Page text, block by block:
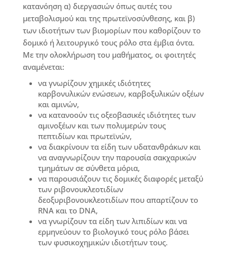
κατανόηση α) διεργασιών όπως αυτές του
μεταβολισμού και της πρωτεϊνοσύνθεσης, και β)
των ιδιοτήτων των βιομορίων που καθορίζουν το
δομικό ή λειτουργικό τους ρόλο στα έμβια όντα.
Με την ολοκλήρωση του μαθήματος, οι φοιτητές
αναμένεται:
να γνωρίζουν χημικές ιδιότητες
καρβονυλικών ενώσεων, καρβοξυλικών οξέων
και αμινών,
να κατανοούν τις οξεοβασικές ιδιότητες των
αμινοξέων και των πολυμερών τους
πεπτιδίων και πρωτεϊνών,
να διακρίνουν τα είδη των υδατανθράκων και
να αναγνωρίζουν την παρουσία σακχαρικών
τμημάτων σε σύνθετα μόρια,
να παρουσιάζουν τις δομικές διαφορές μεταξύ
των ριβονουκλεοτιδίων
δεοξυριβονουκλεοτιδίων που απαρτίζουν το
RNA και το DNA,
να γνωρίζουν τα είδη των λιπιδίων και να
ερμηνεύουν το βιολογικό τους ρόλο βάσει
των φυσικοχημικών ιδιοτήτων τους.